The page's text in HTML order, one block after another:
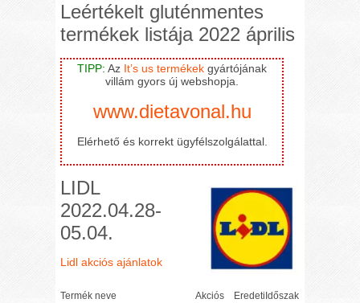
Leértékelt gluténmentes
termékek listája 2022 április
TIPP: Az It’s us termékek gyártójának
villám gyors új webshopja.
www.dietavonal.hu
Elérhető és korrekt ügyfélszolgálattal.
LIDL
2022.04.28-
05.04.
Lidl akciós ajánlatok
Termék neve
Akciós
Eredeti Időszak